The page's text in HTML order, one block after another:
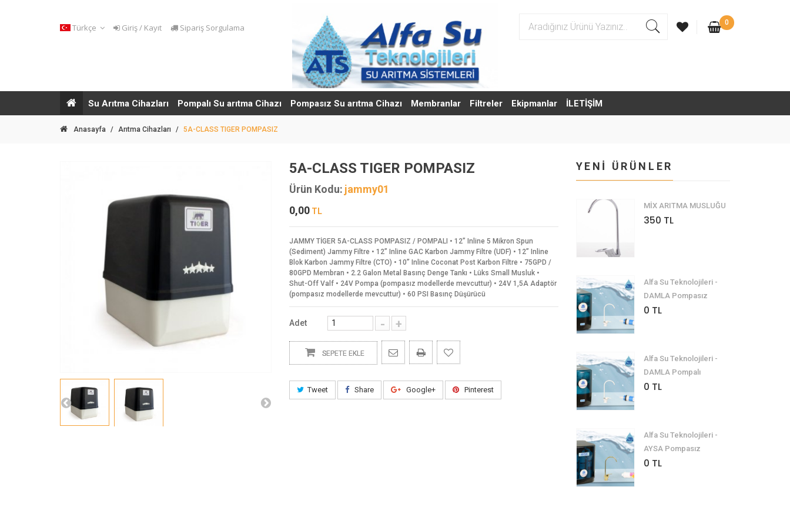
Türkçe Giriş / Kayıt Sipariş Sorgulama 0
Su Arıtma Cihazları Pompalı Su arıtma Cihazı Pompasız Su arıtma Cihazı Membranlar Filtreler Ekipmanlar İLETİŞİM
Anasayfa / Arıtma Cihazları / 5A-CLASS TIGER POMPASIZ
5A-CLASS TIGER POMPASIZ
Ürün Kodu: jammy01
0,00 TL
JAMMY TİGER 5A-CLASS POMPASIZ / POMPALI • 12” Inline 5 Mikron Spun
(Sediment) Jammy Filtre • 12” Inline GAC Karbon Jammy Filtre (UDF) • 12” Inline
Blok Karbon Jammy Filtre (CTO) • 10” Inline Coconat Post Karbon Filtre • 75GPD /
80GPD Membran • 2.2 Galon Metal Basınç Denge Tankı • Lüks Small Musluk •
Shut-Off Valf • 24V Pompa (pompasız modellerde mevcuttur) • 24V 1,5A Adaptör
(pompasız modellerde mevcuttur) • 60 PSI Basınç Düşürücü
Adet - +
SEPETE EKLE
Tweet Share Google+ Pinterest
YENİ ÜRÜNLER
MİX ARITMA MUSLUĞU
350 TL
Alfa Su Teknolojileri -
DAMLA Pompasız
0 TL
Alfa Su Teknolojileri -
DAMLA Pompalı
0 TL
Alfa Su Teknolojileri -
AYSA Pompasız
0 TL